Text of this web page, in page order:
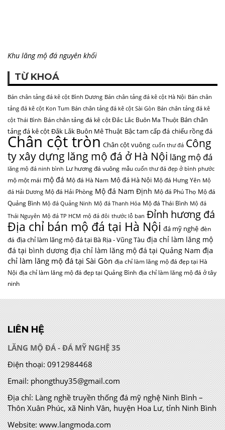
Khu lăng mộ đá nguyên khối
TỪ KHOÁ
Bán chân tảng đá kê cột Bình Dương Bán chân tảng đá kê cột Hà Nội Bán chân
tảng đá kê cột Kon Tum Bán chân tảng đá kê cột Sài Gòn Bán chân tảng đá kê
cột Thái Bình Bán chân tảng đá kê cột Đắc Lắc Buôn Ma Thuột Bán chân
tảng đá kê cột Đắk Lắk Buôn Mê Thuật Bậc tam cấp đá chiếu rồng đá
Chân cột tròn Chân cột vuông cuốn thư đá Công
ty xây dựng lăng mộ đá ở Hà Nội lăng mộ đá
lăng mộ đá ninh bình Lư hương đá vuông mẫu cuốn thư đá đẹp ở bình phước
mộ một mái mộ đá Mộ đá Hà Nam Mộ đá Hà Nội Mộ đá Hưng Yên Mộ
đá Hải Dương Mộ đá Hải Phòng Mộ đá Nam Định Mộ đá Phú Thọ Mộ đá
Quảng Bình Mộ đá Quảng Ninh Mộ đá Thanh Hóa Mộ đá Thái Bình Mộ đá
Thái Nguyên Mộ đá TP HCM mộ đá đôi thước lỗ ban Đỉnh hương đá
Địa chỉ bán mộ đá tại Hà Nội đá mỹ nghệ đèn
đá địa chỉ làm lăng mộ đá tại Bà Rịa - Vũng Tàu địa chỉ làm lăng mộ
đá tại bình dương địa chỉ làm lăng mộ đá tại Quảng Nam địa
chỉ làm lăng mộ đá tại Sài Gòn địa chỉ làm lăng mộ đá đẹp tại Hà
Nội địa chỉ làm lăng mộ đá đẹp tại Quảng Bình địa chỉ làm lăng mộ đá ở tây
ninh
LIÊN HỆ
LĂNG MỘ ĐÁ - ĐÁ MỸ NGHỆ 35
Điện thoại: 0912984468
Email: phongthuy35@gmail.com
Địa chỉ:Làng nghề truyền thống đá mỹ nghệ Ninh Bình –
Thôn Xuân Phúc, xã Ninh Vân, huyện Hoa Lư, tỉnh Ninh Bình
Website: www.langmoda.com